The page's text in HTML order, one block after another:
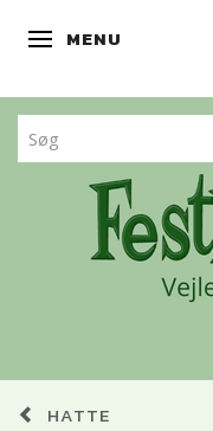
SKIFTE NAVIGATION
MENU
HATTE